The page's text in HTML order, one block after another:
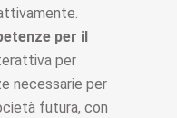
per il
per
necessarie per
futura, con